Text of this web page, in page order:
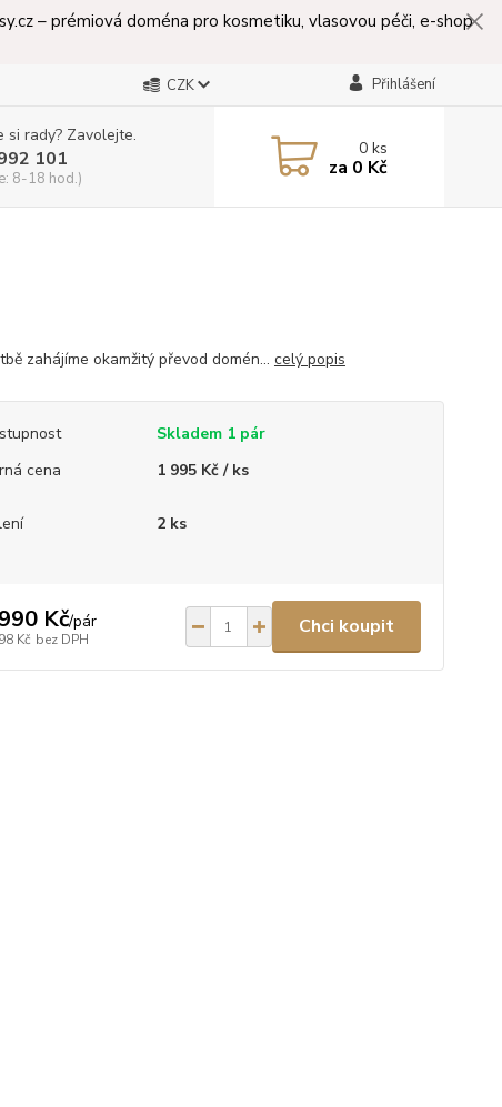
– prémiová doména pro kosmetiku, vlasovou péči, e-shop
CZK Přihlášení
si rady? Zavolejte.
101
8-18 hod.)
0ks
za 0 Kč
zahájíme okamžitý převod domén... celý popis
Skladem 1 pár
cena
1 995 Kč / ks
2 ks
Kč/pár
Kč bez DPH
Chci koupit